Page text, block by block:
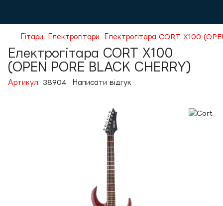
Гітари Електрогітари Електрогітара CORT X100
Електрогітара CORT X100
(OPEN PORE BLACK CHERRY)
Артикул: 38904 Написати відгук